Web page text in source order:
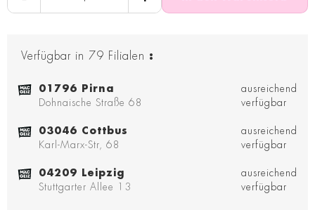
Verfügbar in 79 Filialen :
01796 Pirna
Dohnaische Straße 68
ausreichend
verfügbar
03046 Cottbus
Karl-Marx-Str, 68
ausreichend
verfügbar
04209 Leipzig
Stuttgarter Allee 13
ausreichend
verfügbar